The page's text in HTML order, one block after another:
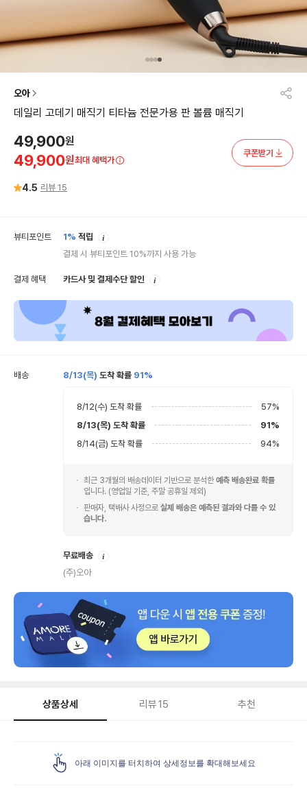
오아
데일리 고데기 매직기 티타늄 전문가용 판 볼륨 매직기
49,900원
49,900원최대 혜택가
쿠폰받기
4.5 리뷰 15
뷰티포인트 1% 적립
결제 시 뷰티포인트 10%까지 사용 가능
결제 혜택 카드사 및 결제수단 할인
배송 8/13(목) 도착 확률 91%
8/12(수) 도착 확률 57%
8/13(목) 도착 확률 91%
8/14(금) 도착 확률 94%
최근 3개월의 배송데이터 기반으로 분석한 예측 배송완료 확률
입니다. (영업일 기준, 주말 공휴일 제외)
판매자, 택배사 사정으로 실제 배송은 예측된 결과와 다를 수 있
습니다.
무료배송
(주)오아
상품상세 리뷰15 추천
아래 이미지를 터치하여 상세정보를 확대해보세요